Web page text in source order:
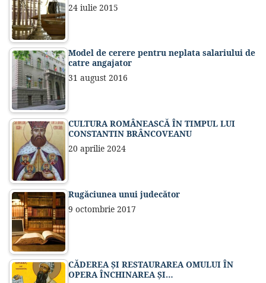
24 iulie 2015
Model de cerere pentru neplata salariului de
catre angajator
31 august 2016
CULTURA ROMÂNEASCĂ ÎN TIMPUL LUI
CONSTANTIN BRÂNCOVEANU
20 aprilie 2024
Rugăciunea unui judecător
9 octombrie 2017
CĂDEREA ȘI RESTAURAREA OMULUI ÎN
OPERA ÎNCHINAREA ȘI…